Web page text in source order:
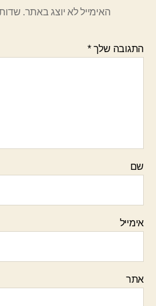
האימייל לא יוצג באתר.
התגובה שלך*
שם
אימייל
אתר